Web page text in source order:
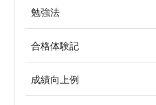
勉強法
合格体験記
成績向上例